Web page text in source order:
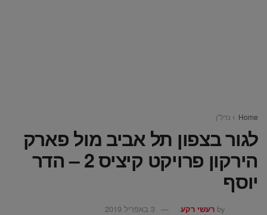
Home נדל"ן
לגור בצפון תל אביב מול פארק
הירקון פרויקט קיציס 2 – הדר
יוסף
by רעשי רקע 3 באפריל 2019